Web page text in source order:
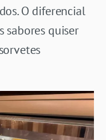
O diferencial
sabores quiser